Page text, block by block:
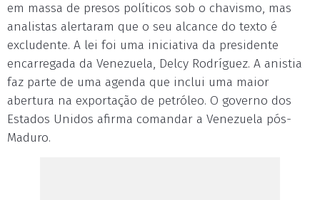
em massa de presos políticos sob o chavismo, mas
analistas alertaram que o seu alcance do texto é
excludente. A lei foi uma iniciativa da presidente
encarregada da Venezuela, Delcy Rodríguez. A anistia
faz parte de uma agenda que inclui uma maior
abertura na exportação de petróleo. O governo dos
Estados Unidos afirma comandar a Venezuela pós-
Maduro.